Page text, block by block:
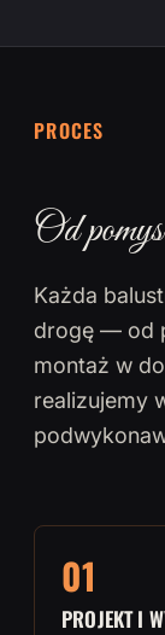
PROCES
Od
Każda
drogę — od
montaż w
realizujemy
01
PROJEKT I